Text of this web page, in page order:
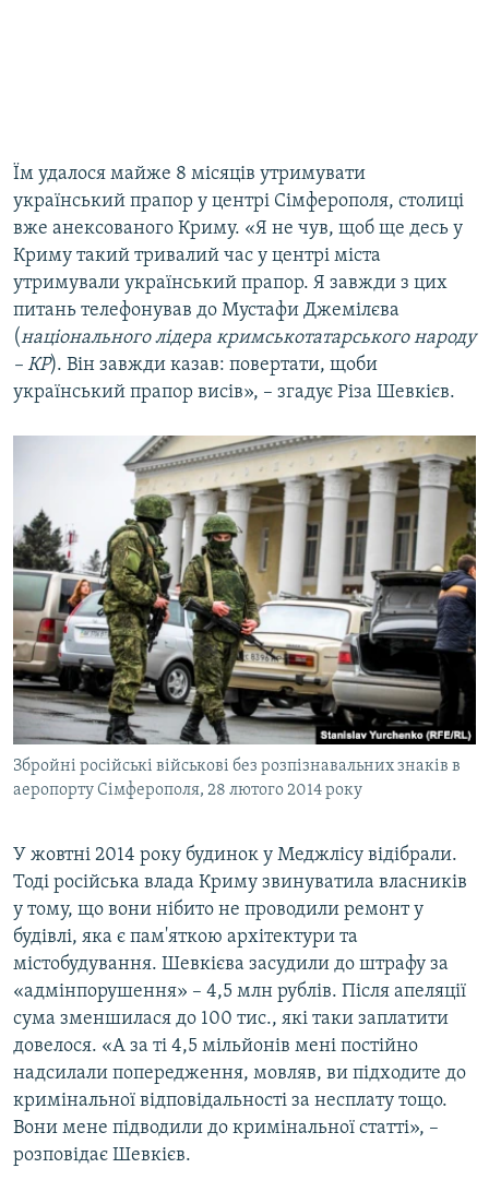
Їм удалося майже 8 місяців утримувати
український прапор у центрі Сімферополя, столиці
вже анексованого Криму. «Я не чув, щоб ще десь у
Криму такий тривалий час у центрі міста
утримували український прапор. Я завжди з цих
питань телефонував до Мустафи Джемілєва
(національного лідера кримськотатарського народу
– КР). Він завжди казав: повертати, щоби
український прапор висів», – згадує Різа Шевкієв.
Збройні російські військові без розпізнавальних знаків в
аеропорту Сімферополя, 28 лютого 2014 року
У жовтні 2014 року будинок у Меджлісу відібрали.
Тоді російська влада Криму звинуватила власників
у тому, що вони нібито не проводили ремонт у
будівлі, яка є пам'яткою архітектури та
містобудування. Шевкієва засудили до штрафу за
«адмінпорушення» – 4,5 млн рублів. Після апеляції
сума зменшилася до 100 тис., які таки заплатити
довелося. «А за ті 4,5 мільйонів мені постійно
надсилали попередження, мовляв, ви підходите до
кримінальної відповідальності за несплату тощо.
Вони мене підводили до кримінальної статті», –
розповідає Шевкієв.
Риза Шевкиев о состоянии здания Меджлиса в Симферополе (видео)
byКрим.Реалії